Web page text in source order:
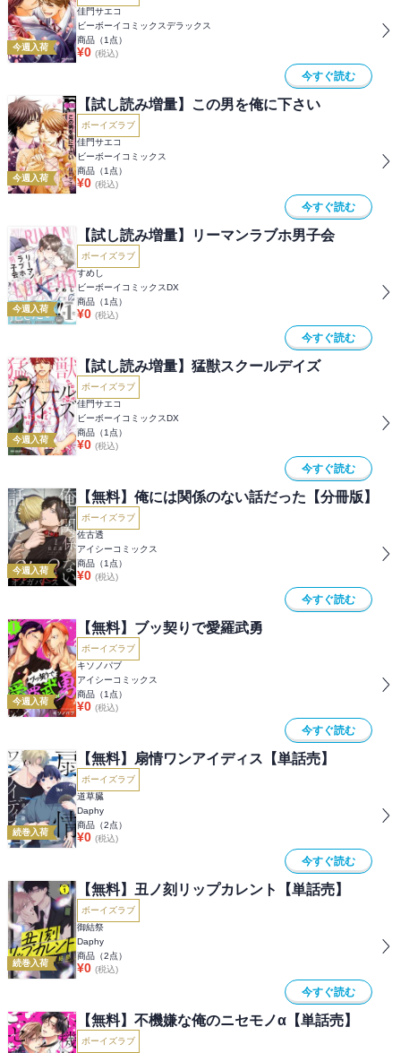
今週入荷
佳門サエコ
ビーボーイコミックスデラックス
商品（1 点）
¥0 (税込)
今すぐ読む
今週入荷
【試し読み増量】この男を俺に下さい
ボーイズラブ
佳門サエコ
ビーボーイコミックス
商品（1 点）
¥0 (税込)
今すぐ読む
今週入荷
【試し読み増量】リーマンラブホ男子会
ボーイズラブ
すめし
ビーボーイコミックスDX
商品（1 点）
¥0 (税込)
今すぐ読む
今週入荷
【試し読み増量】猛獣スクールデイズ
ボーイズラブ
佳門サエコ
ビーボーイコミックスDX
商品（1 点）
¥0 (税込)
今すぐ読む
今週入荷
【無料】俺には関係のない話だった【分冊版】
ボーイズラブ
佐古透
アイシーコミックス
商品（1 点）
¥0 (税込)
今すぐ読む
今週入荷
【無料】ブッ契りで愛羅武勇
ボーイズラブ
キソノパブ
アイシーコミックス
商品（1 点）
¥0 (税込)
今すぐ読む
続巻入荷
【無料】扇情ワンアイディス【単話売】
ボーイズラブ
道草臓
Daphy
商品（2点）
¥0 (税込)
今すぐ読む
続巻入荷
【無料】丑ノ刻リップカレント【単話売】
ボーイズラブ
御結祭
Daphy
商品（2点）
¥0 (税込)
今すぐ読む
【無料】不機嫌な俺のニセモノα【単話売】
ボーイズラブ